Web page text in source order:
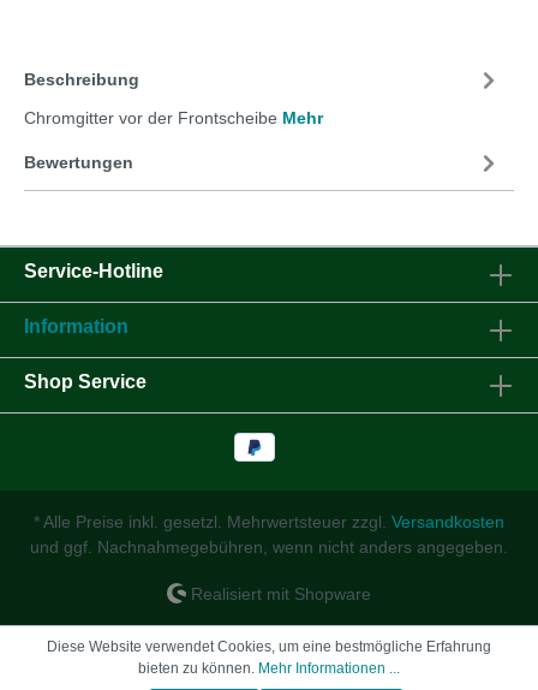
Beschreibung
Chromgitter vor der Frontscheibe Mehr
Bewertungen
Service-Hotline
Information
Shop Service
* Alle Preise inkl. gesetzl. Mehrwertsteuer zzgl. Versandkosten
und ggf. Nachnahmegebühren, wenn nicht anders angegeben.
Realisiert mit Shopware
Diese Website verwendet Cookies, um eine bestmögliche Erfahrung
bieten zu können. Mehr Informationen ...